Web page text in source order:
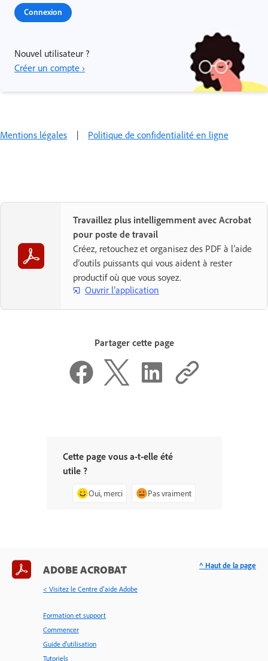
Connexion
Nouvel utilisateur ?
Créer un compte ›
Mentions légales | Politique de confidentialité en ligne
Travaillez plus intelligemment avec Acrobat
pour poste de travail
Créez, retouchez et organisez des PDF à l’aide
d’outils puissants qui vous aident à rester
productif où que vous soyez.
Ouvrir l’application
Partager cette page
Cette page vous a-t-elle été
utile ?
Oui, merci Pas vraiment
ADOBE ACROBAT
< Visitez le Centre d’aide Adobe
Formation et support
Commencer
Guide d'utilisation
Tutoriels
^ Haut de la page